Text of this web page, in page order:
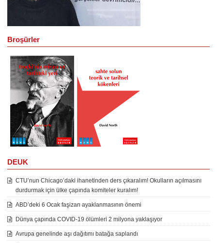
Broşürler
DEUK
CTU’nun Chicago’daki ihanetinden ders çıkaralım! Okulların açılmasını
durdurmak için ülke çapında komiteler kuralım!
ABD’deki 6 Ocak faşizan ayaklanmasının önemi
Dünya çapında COVID-19 ölümleri 2 milyona yaklaşıyor
Avrupa genelinde aşı dağıtımı batağa saplandı